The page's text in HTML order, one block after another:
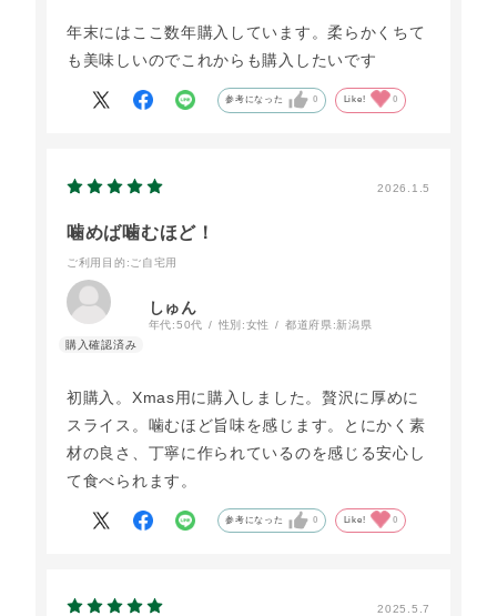
年末にはここ数年購入しています。柔らかくちて
も美味しいのでこれからも購入したいです
参考になった 0 Like! 0
2026.1.5
噛めば噛むほど！
ご利用目的 :ご自宅用
しゅん
年代:50代 性別:女性 都道府県:新潟県
初購入。Xmas用に購入しました。贅沢に厚めに
スライス。噛むほど旨味を感じます。とにかく素
材の良さ、丁寧に作られているのを感じる安心し
て食べられます。
参考になった 0 Like! 0
2025.5.7